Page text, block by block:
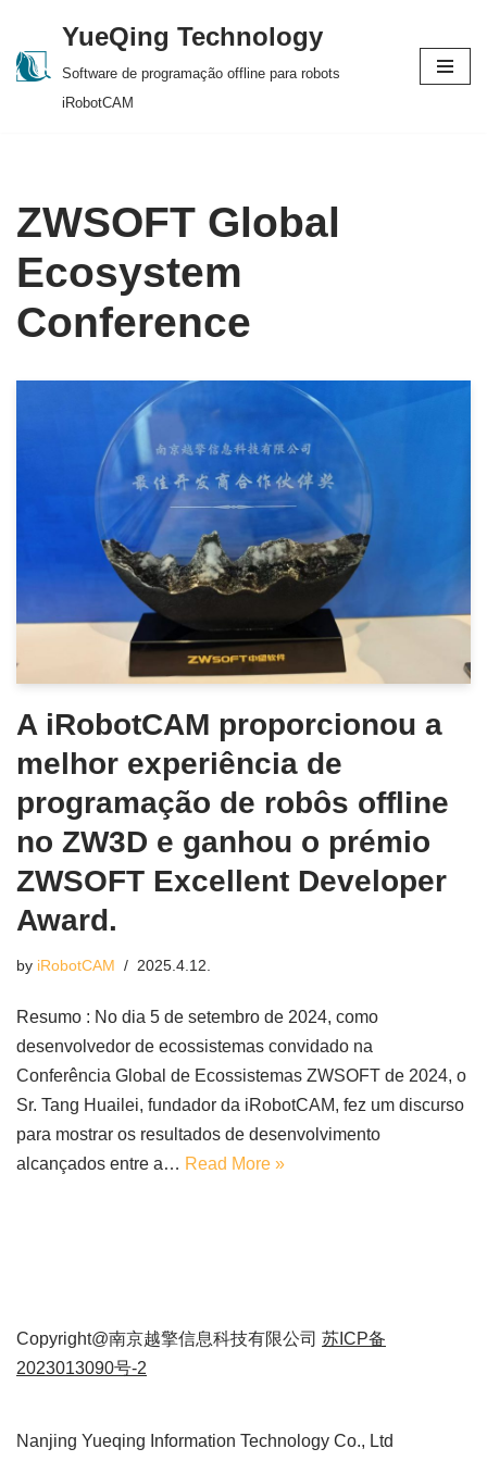
Skip
YueQing Technology
Software de programação offline para robots
iRobotCAM
ZWSOFT Global
Ecosystem
Conference
A iRobotCAM proporcionou a
melhor experiência de
programação de robôs offline
no ZW3D e ganhou o prémio
ZWSOFT Excellent Developer
Award.
by iRobotCAM 2025.4.12.
Resumo : No dia 5 de setembro de 2024, como
desenvolvedor de ecossistemas convidado na
Conferência Global de Ecossistemas ZWSOFT de 2024, o
Sr. Tang Huailei, fundador da iRobotCAM, fez um discurso
para mostrar os resultados de desenvolvimento
alcançados entre a… Read More »
Copyright@南京越擎信息科技有限公司 苏ICP备
2023013090号-2
Nanjing Yueqing Information Technology Co., Ltd